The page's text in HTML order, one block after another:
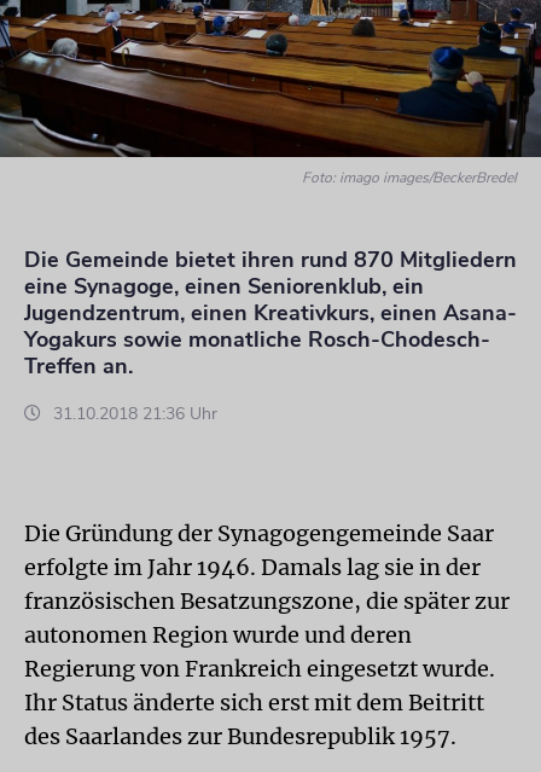
Foto: imago images/BeckerBredel
Die Gemeinde bietet ihren rund 870 Mitgliedern
eine Synagoge, einen Seniorenklub, ein
Jugendzentrum, einen Kreativkurs, einen Asana-
Yogakurs sowie monatliche Rosch-Chodesch-
Treffen an.
31.10.2018 21:36 Uhr
Die Gründung der Synagogengemeinde Saar
erfolgte im Jahr 1946. Damals lag sie in der
französischen Besatzungszone, die später zur
autonomen Region wurde und deren
Regierung von Frankreich eingesetzt wurde.
Ihr Status änderte sich erst mit dem Beitritt
des Saarlandes zur Bundesrepublik 1957.